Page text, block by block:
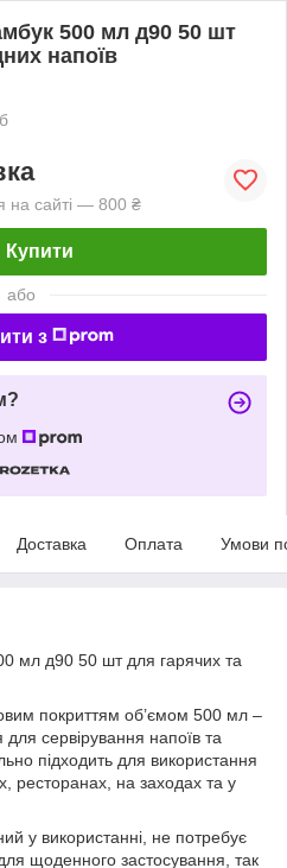
500 мл д90 50 шт
напоїв
на сайті — 800 ₴
Купити
або
з
Доставка Оплата Умови
мл д90 50 шт для гарячих та
покриттям об’ємом 500 мл –
сервірування напоїв та
підходить для використання
ресторанах, на заходах та у
у використанні, не потребує
щоденного застосування, так